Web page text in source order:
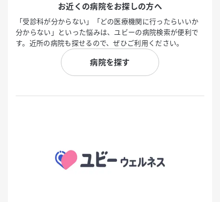
お近くの病院をお探しの方へ
「受診科が分からない」「どの医療機関に行ったらいいか
分からない」といった悩みは、ユビーの病院検索が便利で
す。近所の病院も探せるので、ぜひご利用ください。
病院を探す